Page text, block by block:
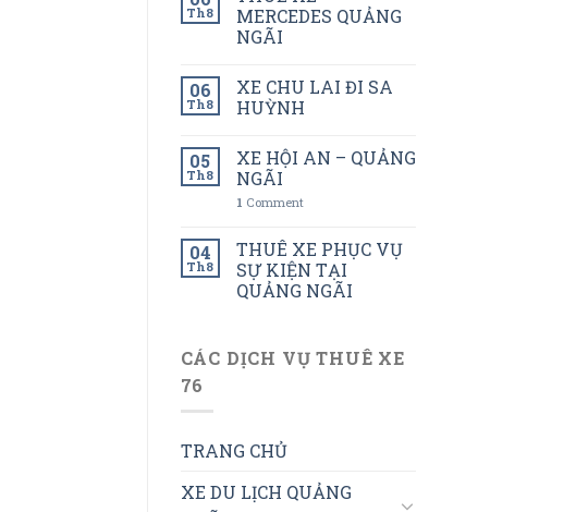
Th8
MERCEDES QUẢNG
NGÃI
06
Th8
XE CHU LAI ĐI SA
HUỲNH
05
Th8
XE HỘI AN – QUẢNG
NGÃI
1 Comment
04
Th8
THUÊ XE PHỤC VỤ
SỰ KIỆN TẠI
QUẢNG NGÃI
CÁC DỊCH VỤ THUÊ XE
76
TRANG CHỦ
XE DU LỊCH QUẢNG